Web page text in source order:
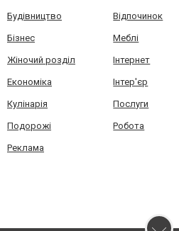
Будівництво Відпочинок
Бізнес Меблі
Жіночий розділ Інтернет
Економіка Інтер'єр
Кулінарія Послуги
Подорожі Робота
Реклама